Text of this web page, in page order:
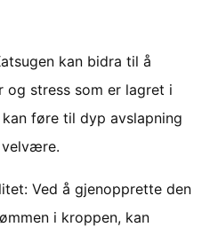
kan bidra til å
og stress som er lagret i
føre til dyp avslapning
velvære.
Ved å gjenopprette den
i kroppen, kan